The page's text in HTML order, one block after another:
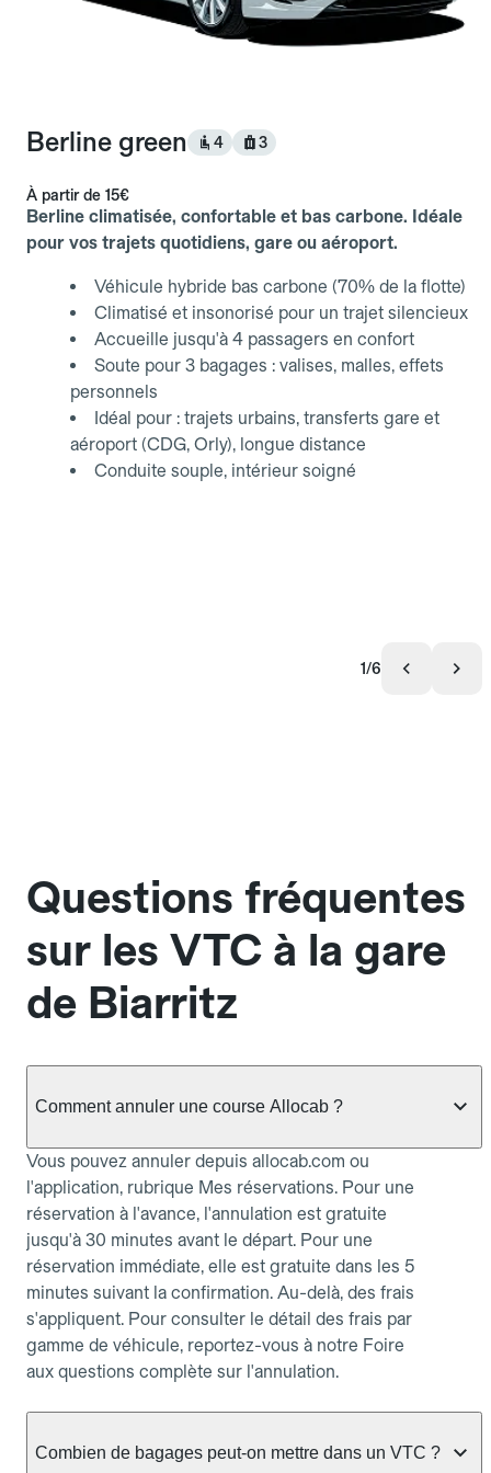
Berline green 4 3
À partir de 15€
Berline climatisée, confortable et bas carbone. Idéale
pour vos trajets quotidiens, gare ou aéroport.
Véhicule hybride bas carbone (70% de la flotte)
Climatisé et insonorisé pour un trajet silencieux
Accueille jusqu'à 4 passagers en confort
Soute pour 3 bagages : valises, malles, effets
personnels
Idéal pour : trajets urbains, transferts gare et
aéroport (CDG, Orly), longue distance
Conduite souple, intérieur soigné
1/6
Questions fréquentes
sur les VTC à la gare
de Biarritz
Comment annuler une course Allocab ?
Vous pouvez annuler depuis allocab.com ou
l'application, rubrique Mes réservations. Pour une
réservation à l'avance, l'annulation est gratuite
jusqu'à 30 minutes avant le départ. Pour une
réservation immédiate, elle est gratuite dans les 5
minutes suivant la confirmation. Au-delà, des frais
s'appliquent. Pour consulter le détail des frais par
gamme de véhicule, reportez-vous à notre Foire
aux questions complète sur l'annulation.
Combien de bagages peut-on mettre dans un VTC ?